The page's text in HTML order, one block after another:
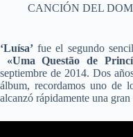
CANCIÓN DEL
‘Luísa’ fue el segundo
«Uma Questão de
septiembre de 2014. Dos
álbum, recordamos uno de
alcanzó rápidamente una